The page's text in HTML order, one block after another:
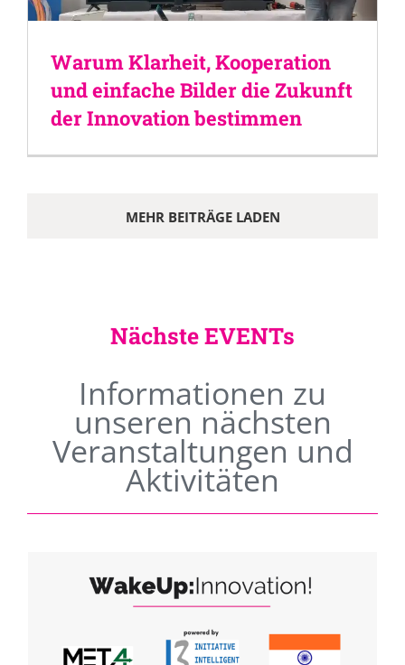
Warum Klarheit, Kooperation
und einfache Bilder die Zukunft
der Innovation bestimmen
MEHR BEITRÄGE LADEN
Nächste EVENTs
Informationen zu
unseren nächsten
Veranstaltungen und
Aktivitäten